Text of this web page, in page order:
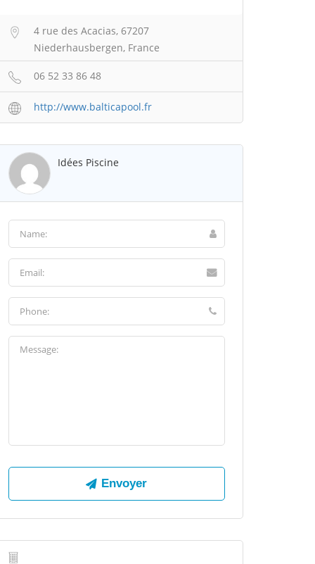
4 rue des Acacias, 67207
Niederhausbergen, France
06 52 33 86 48
http://www.balticapool.fr
Idées Piscine